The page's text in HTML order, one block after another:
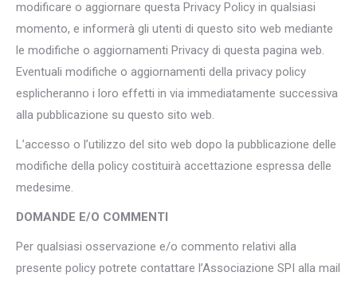
modificare o aggiornare questa Privacy Policy in qualsiasi
momento, e informerà gli utenti di questo sito web mediante
le modifiche o aggiornamenti Privacy di questa pagina web.
Eventuali modifiche o aggiornamenti della privacy policy
esplicheranno i loro effetti in via immediatamente successiva
alla pubblicazione su questo sito web.
L’accesso o l’utilizzo del sito web dopo la pubblicazione delle
modifiche della policy costituirà accettazione espressa delle
medesime.
DOMANDE E/O COMMENTI
Per qualsiasi osservazione e/o commento relativi alla
presente policy potrete contattare l’Associazione SPI alla mail